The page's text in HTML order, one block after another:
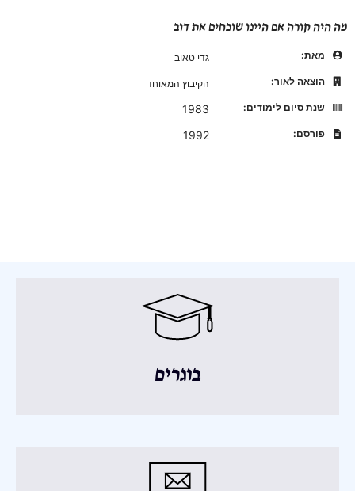
מה היה קורה אם היינו שוכחים את דוב
מאת:
גדי טאוב
הוצאה לאור:
הקיבוץ המאוחד
שנת סיום לימודים:
1983
פורסם: 1992
בוגרים